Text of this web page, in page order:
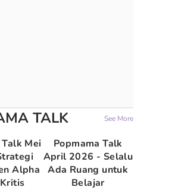
TALK See More
Mei
Alpha
Popmama Talk
April 2026 - Selalu
Ada Ruang untuk
Belajar